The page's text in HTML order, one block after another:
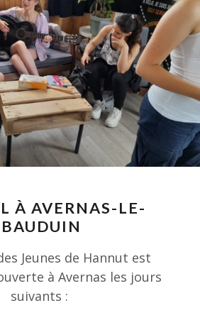
À AVERNAS-LE-
BAUDUIN
Jeunes de Hannut est
à Avernas les jours
suivants :